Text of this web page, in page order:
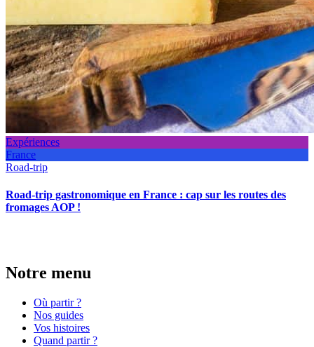
Expériences
France
Road-trip
Road-trip gastronomique en France : cap sur les routes des
fromages AOP !
Notre menu
Où partir ?
Nos guides
Vos histoires
Quand partir ?